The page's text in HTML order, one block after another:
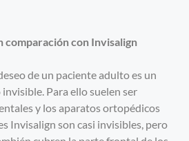
comparación con Invisalign
de un paciente adulto es un
Para ello suelen ser
y los aparatos ortopédicos
Invisalign son casi invisibles, pero